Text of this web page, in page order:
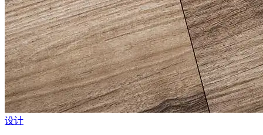
设计